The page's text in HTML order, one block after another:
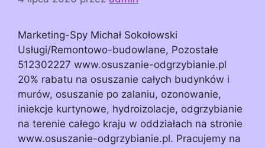
Marketing-Spy Michał Sokołowski
Usługi/Remontowo-budowlane, Pozostałe
512302227 www.osuszanie-odgrzybianie.pl
20% rabatu na osuszanie całych budynków i
murów, osuszanie po zalaniu, ozonowanie,
iniekcje kurtynowe, hydroizolacje, odgrzybianie
na terenie całego kraju w oddziałach na stronie
www.osuszanie-odgrzybianie.pl. Pracujemy na